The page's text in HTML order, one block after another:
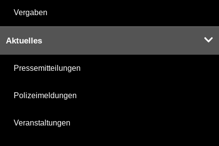
Vergaben
Aktuelles
Pressemitteilungen
Polizeimeldungen
Veranstaltungen